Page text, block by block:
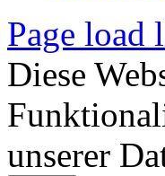
Page load
Diese
unserer